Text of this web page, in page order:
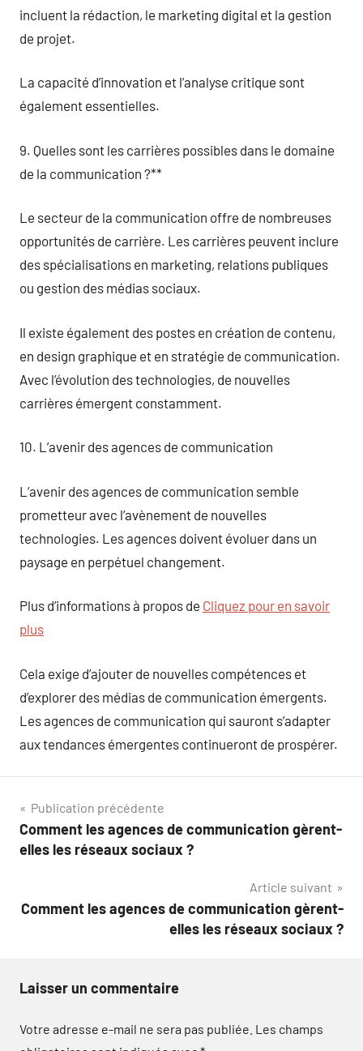
incluent la rédaction, le marketing digital et la gestion
de projet.
La capacité d’innovation et l’analyse critique sont
également essentielles.
9. Quelles sont les carrières possibles dans le domaine
de la communication ?**
Le secteur de la communication offre de nombreuses
opportunités de carrière. Les carrières peuvent inclure
des spécialisations en marketing, relations publiques
ou gestion des médias sociaux.
Il existe également des postes en création de contenu,
en design graphique et en stratégie de communication.
Avec l’évolution des technologies, de nouvelles
carrières émergent constamment.
10. L’avenir des agences de communication
L’avenir des agences de communication semble
prometteur avec l’avènement de nouvelles
technologies. Les agences doivent évoluer dans un
paysage en perpétuel changement.
Plus d’informations à propos de Cliquez pour en savoir
plus
Cela exige d’ajouter de nouvelles compétences et
d’explorer des médias de communication émergents.
Les agences de communication qui sauront s’adapter
aux tendances émergentes continueront de prospérer.
Navigation
de
Publication précédente
Comment les agences de communication gèrent-
elles les réseaux sociaux ?
Article suivant
Comment les agences de communication gèrent-
elles les réseaux sociaux ?
Laisser un commentaire
Votre adresse e-mail ne sera pas publiée. Les champs